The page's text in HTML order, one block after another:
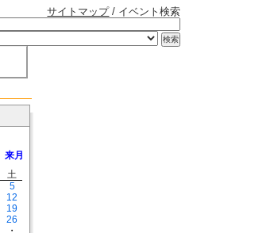
サイトマップ/ イベント検索
来月
土
5
12
19
26